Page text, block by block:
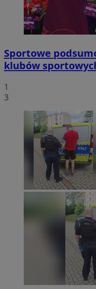
Sportowe
klubów
1
3